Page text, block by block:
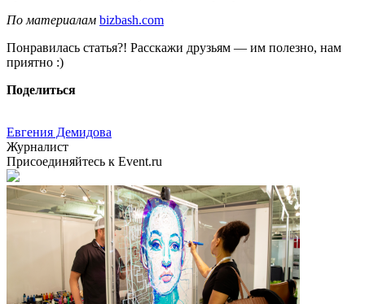
По материалам bizbash.com
Понравилась статья?! Расскажи друзьям — им полезно, нам
приятно :)
Поделиться
Евгения Демидова
Журналист
Присоединяйтесь к Event.ru